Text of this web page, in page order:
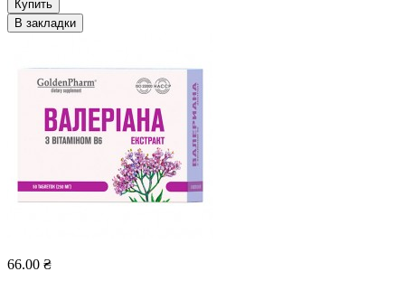
Купить
В закладки
66.00 ₴